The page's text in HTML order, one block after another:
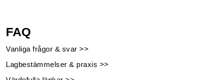
FAQ
Vanliga frågor & svar >>
Lagbestämmelser & praxis >>